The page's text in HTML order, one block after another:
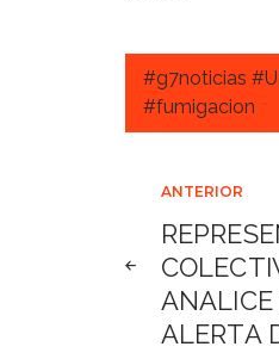
#g7noticias
#fumigacion
de
ANTERIOR
ANALICE
ALERTA